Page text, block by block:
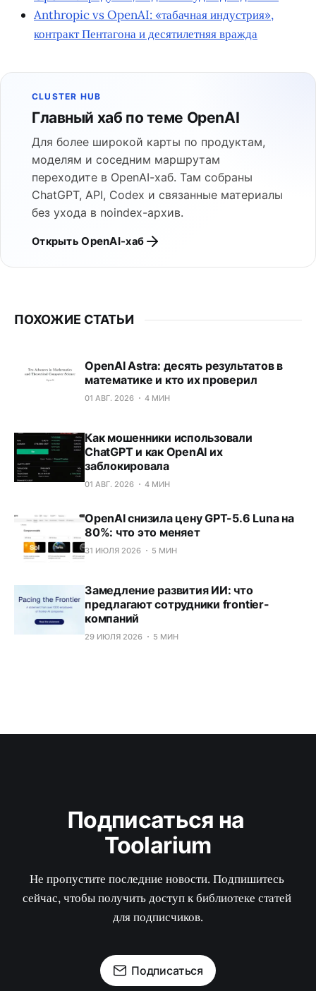
Anthropic vs OpenAI: «табачная индустрия»,
контракт Пентагона и десятилетняя вражда
CLUSTER HUB
Главный хаб по теме OpenAI
Для более широкой карты по продуктам,
моделям и соседним маршрутам
переходите в OpenAI-хаб. Там собраны
ChatGPT, API, Codex и связанные материалы
без ухода в noindex-архив.
Открыть OpenAI-хаб
ПОХОЖИЕ СТАТЬИ
OpenAI Astra: десять результатов в
математике и кто их проверил
01 АВГ. 2026 4 МИН
Как мошенники использовали
ChatGPT и как OpenAI их
заблокировала
01 АВГ. 2026 4 МИН
OpenAI снизила цену GPT-5.6 Luna на
80%: что это меняет
31 ИЮЛЯ 2026 5 МИН
Замедление развития ИИ: что
предлагают сотрудники frontier-
компаний
29 ИЮЛЯ 2026 5 МИН
Подписаться на
Toolarium
Не пропустите последние новости. Подпишитесь
сейчас, чтобы получить доступ к библиотеке статей
для подписчиков.
Подписаться